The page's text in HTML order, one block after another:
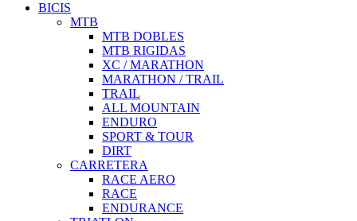
BICIS
MTB
MTB DOBLES
MTB RIGIDAS
XC / MARATHON
MARATHON / TRAIL
TRAIL
ALL MOUNTAIN
ENDURO
SPORT & TOUR
DIRT
CARRETERA
RACE AERO
RACE
ENDURANCE